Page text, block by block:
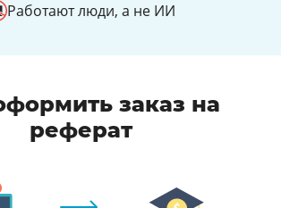
Работают люди, а не ИИ
заказ на
реферат